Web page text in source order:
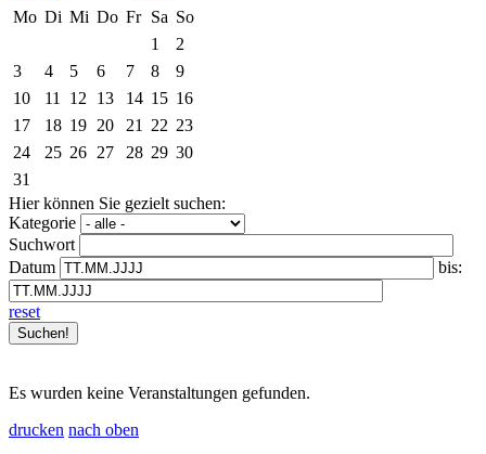
Mo Di Mi Do Fr Sa So
1
2
3
4 5 6 7 8
9
10
11 12 13 14 15 16
17
18 19 20 21 22 23
24
25 26 27 28 29 30
31
Hier können Sie gezielt suchen:
Kategorie
Suchwort
Datum
bis:
reset
Es wurden keine Veranstaltungen gefunden.
drucken nach oben